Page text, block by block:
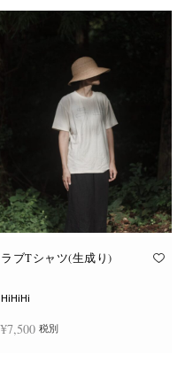
の
商
品
は
複
数
の
バ
エ
ョ
ま
オ
ラブTシャツ(生成り)
HiHiHi
¥7,500 税別